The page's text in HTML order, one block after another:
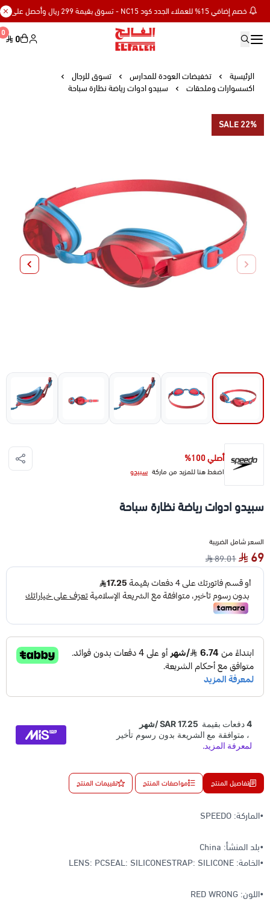
خصم إضافي 15% للعملاء الجدد كود NC15 - تسوق بقيمة 299 ريال وأحصل على توصيل مجاني
0 0
الرئيسية تخفيضات العودة للمدارس
تسوق للرجال
اكسسوارات وملحقات
سبيدو ادوات رياضة نظارة سباحة
SALE 22%
أصلي 100%
اضغط هنا للمزيد من ماركة سبيدو
سبيدو ادوات رياضة نظارة سباحة
السعر شامل الضريبة
69
89.01
تفاصيل المنتج مواصفات المنتج تقييمات المنتج
•الماركة: SPEEDO
•بلد المنشأ: China
•الخامة: LENS: PCSEAL: SILICONESTRAP: SILICONE
•اللون: RED WRONG